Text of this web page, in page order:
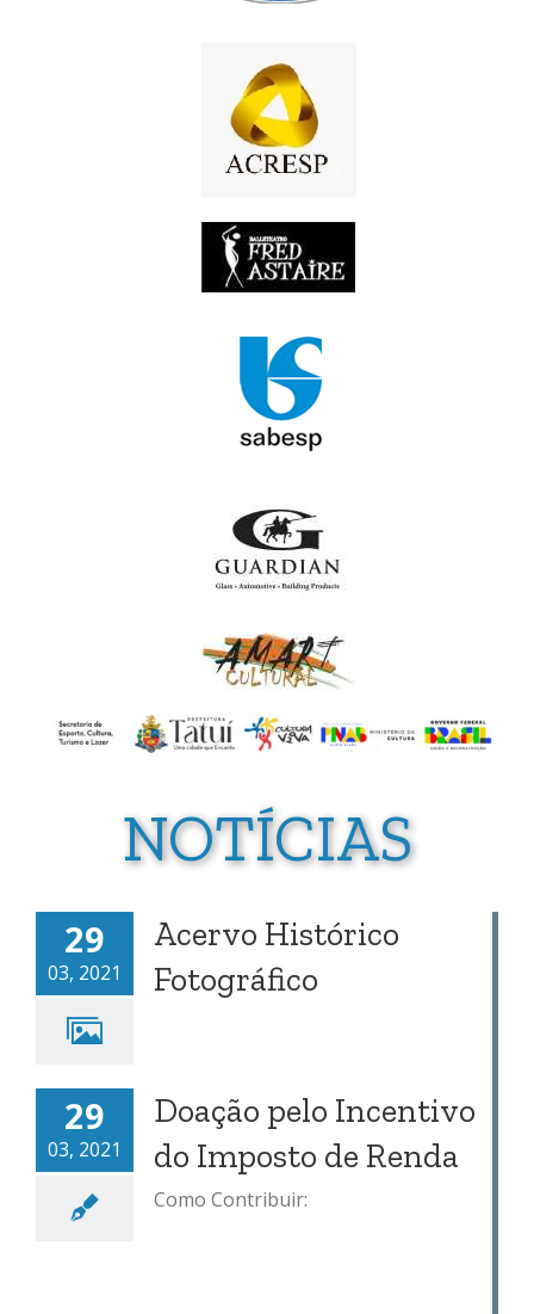
NOTÍCIAS
29
03, 2021
Acervo Histórico
Fotográfico
29
03, 2021
Doação pelo Incentivo
do Imposto de Renda
Como Contribuir: